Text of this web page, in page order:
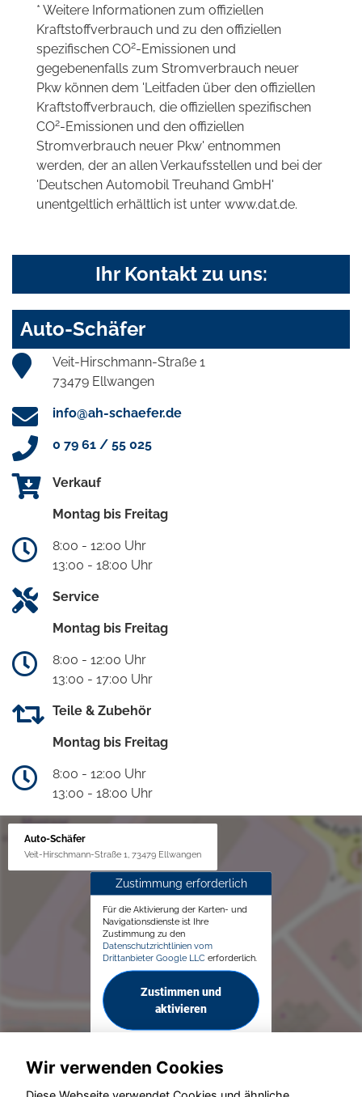
* Weitere Informationen zum offiziellen
Kraftstoffverbrauch und zu den offiziellen
spezifischen CO2-Emissionen und
gegebenenfalls zum Stromverbrauch neuer
Pkw können dem 'Leitfaden über den offiziellen
Kraftstoffverbrauch, die offiziellen spezifischen
CO2-Emissionen und den offiziellen
Stromverbrauch neuer Pkw' entnommen
werden, der an allen Verkaufsstellen und bei der
'Deutschen Automobil Treuhand GmbH'
unentgeltlich erhältlich ist unter www.dat.de.
Ihr Kontakt zu uns:
Auto-Schäfer
Veit-Hirschmann-Straße 1
73479 Ellwangen
info@ah-schaefer.de
0 79 61 / 55 025
Verkauf
Montag bis Freitag
8:00 - 12:00 Uhr
13:00 - 18:00 Uhr
Service
Montag bis Freitag
8:00 - 12:00 Uhr
13:00 - 17:00 Uhr
Teile & Zubehör
Montag bis Freitag
8:00 - 12:00 Uhr
13:00 - 18:00 Uhr
Auto-Schäfer
Veit-Hirschmann-Straße 1, 73479 Ellwangen
Zustimmung erforderlich
Für die Aktivierung der Karten- und
Navigationsdienste ist Ihre
Zustimmung zu den
Datenschutzrichtlinien vom
Drittanbieter Google LLC erforderlich.
Zustimmen und
aktivieren
Wir verwenden Cookies